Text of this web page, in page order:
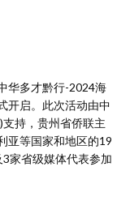
华多才黔行-2024海
开启。此次活动由中
持，贵州省侨联主
亚等国家和地区的19
家省级媒体代表参加